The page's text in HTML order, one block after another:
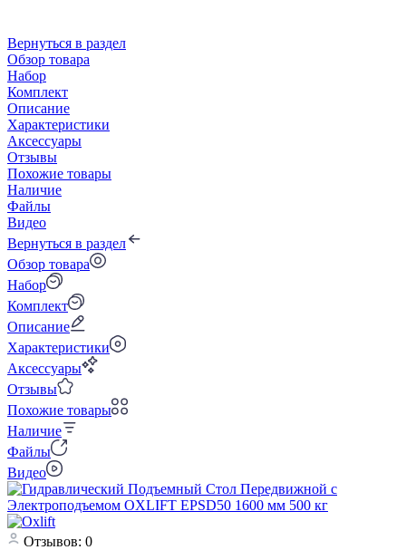
Вернуться в раздел
Обзор товара
Набор
Комплект
Описание
Характеристики
Аксессуары
Отзывы
Похожие товары
Наличие
Файлы
Видео
Вернуться в раздел
Обзор товара
Набор
Комплект
Описание
Характеристики
Аксессуары
Отзывы
Похожие товары
Наличие
Файлы
Видео
Отзывов: 0